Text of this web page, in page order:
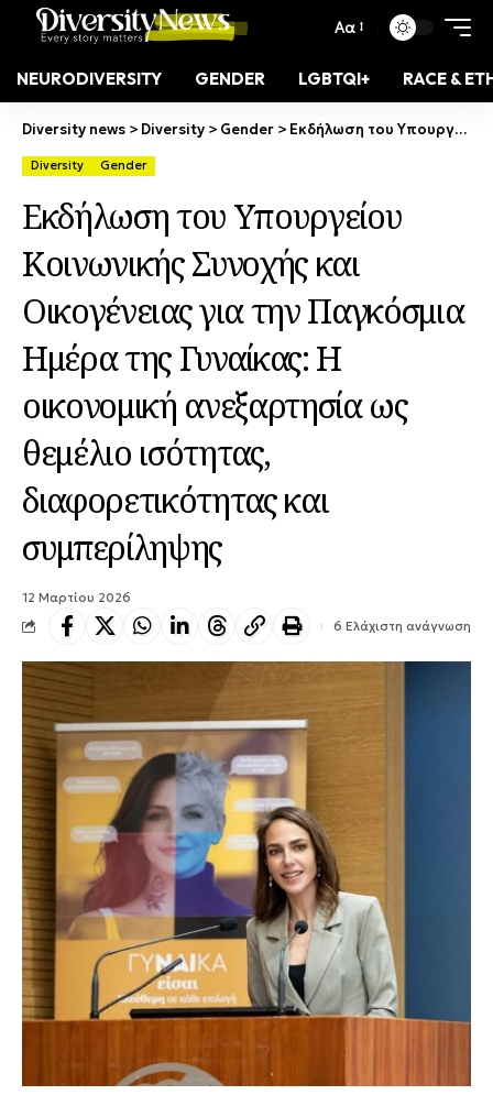
Αα
NEURODIVERSITY GENDER LGBTQI+ RACE &
Diversity news > Diversity > Gender > Εκδήλωση του Υπουργείου Κοινωνικής Συνοχής και Οικογένειας για την Παγκόσμια Ημέρα της Γυναίκας: Η οικονομική ανεξαρτησία ως θεμέλιο ισότητας, διαφορετικότητας και συμπερίληψης
Diversity Gender
Εκδήλωση του Υπουργείου
Κοινωνικής Συνοχής και
Οικογένειας για την Παγκόσμια
Ημέρα της Γυναίκας: Η
οικονομική ανεξαρτησία ως
θεμέλιο ισότητας,
διαφορετικότητας και
συμπερίληψης
12 Μαρτίου 2026
6 Ελάχιστη ανάγνωση